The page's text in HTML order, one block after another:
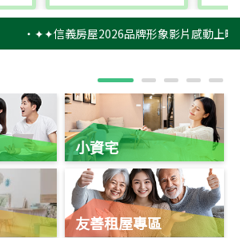
‧✦✦信義房屋2026品牌形象影片感動上映
小資宅
友善租屋專區